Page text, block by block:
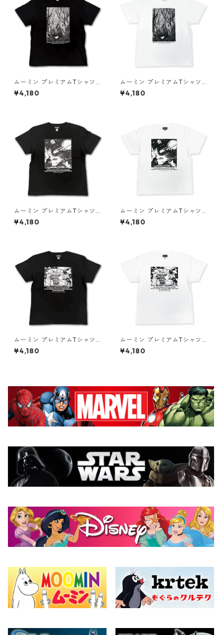
ムーミン プレミアムTシャツ
彗星 ブラック ムーミントロー
ル 80th 小説TEE MOOMIN グ
¥4,180
ムーミン プレミアムTシャツ
彗星 ホワイト ムーミントロー
ル 80th 小説TEE MOOMIN グ
¥4,180
ムーミン プレミアムTシャツ
たのしい ブラック 飛行おに 8
0th 小説TEE MOOMIN グッズ
¥4,180
ムーミン プレミアムTシャツ
たのしい ホワイト 飛行おに 8
0th 小説TEE MOOMIN グッズ
¥4,180
ムーミン プレミアムTシャツ
思い出 ブラック 海のオーケス
トラ号 80th 小説TEE MOOMI
¥4,180
ムーミン プレミアムTシャツ
思い出 ホワイト 海のオーケス
トラ号 80th 小説TEE MOOMI
¥4,180